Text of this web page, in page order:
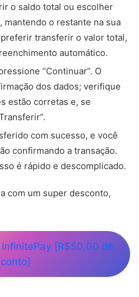
o saldo total ou escolher
mantendo o restante na sua
transferir o valor total,
automático.
“Continuar”. O
dos dados; verifique
estão corretas e, se
com sucesso, e você
confirmando a transação.
é rápido e descomplicado.
com um super desconto,
[R$50,00 de